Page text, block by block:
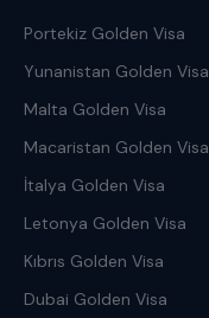
Portekiz Golden Visa
Yunanistan Golden Visa
Malta Golden Visa
Macaristan Golden Visa
İtalya Golden Visa
Letonya Golden Visa
Kıbrıs Golden Visa
Dubai Golden Visa